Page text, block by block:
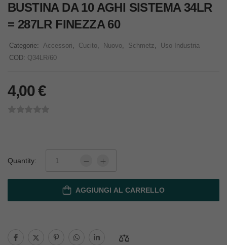
BUSTINA DA 10 AGHI SISTEMA 34LR
= 287LR FINEZZA 60
Categorie: Accessori, Cucito, Nuovo, Schmetz,
Uso Industria
COD: Q34LR/60
4,00€
Quantity:
AGGIUNGI AL CARRELLO